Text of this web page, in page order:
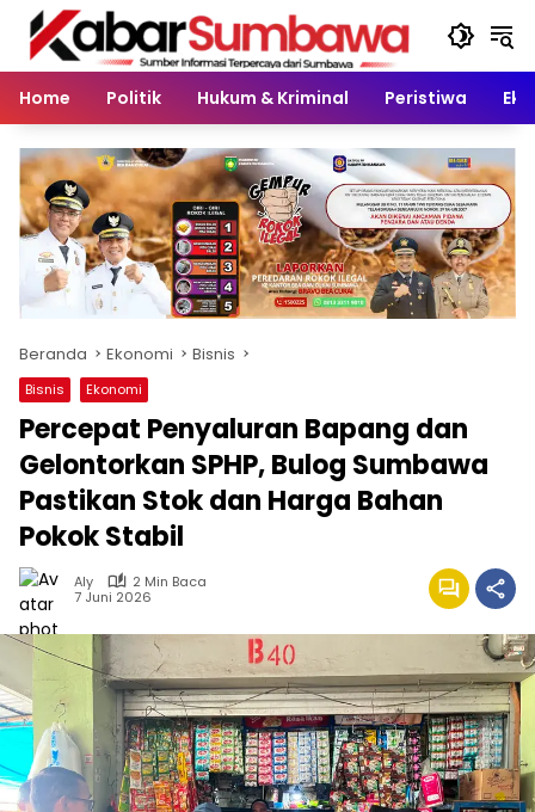
Langsung
konten
Home
Politik Hukum & Kriminal Peristiwa
Beranda Ekonomi Bisnis
Bisnis Ekonomi
Percepat Penyaluran Bapang dan
Gelontorkan SPHP, Bulog Sumbawa
Pastikan Stok dan Harga Bahan
Pokok Stabil
Aly
2 Min Baca
7 Juni 2026